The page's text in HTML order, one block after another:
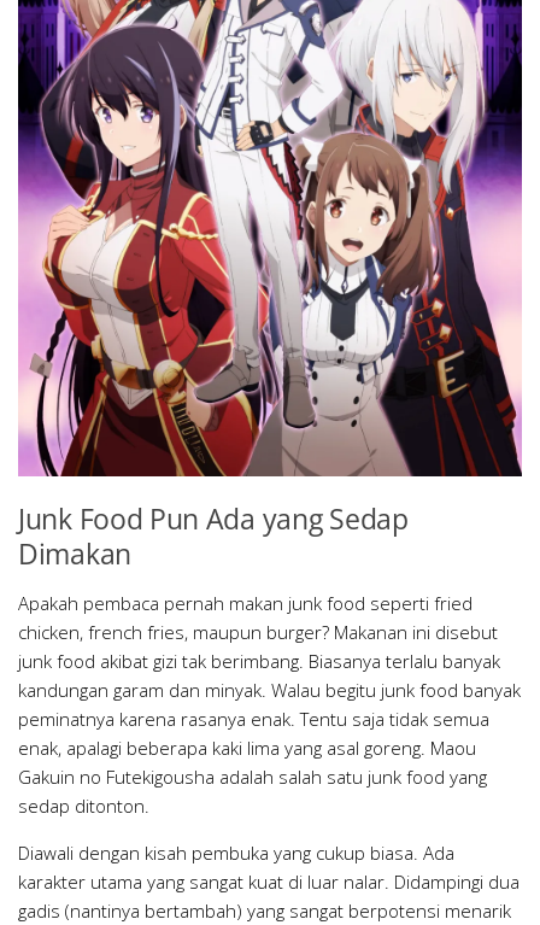
Junk Food Pun Ada yang Sedap
Dimakan
Apakah pembaca pernah makan junk food seperti fried
chicken, french fries, maupun burger? Makanan ini disebut
junk food akibat gizi tak berimbang. Biasanya terlalu banyak
kandungan garam dan minyak. Walau begitu junk food banyak
peminatnya karena rasanya enak. Tentu saja tidak semua
enak, apalagi beberapa kaki lima yang asal goreng. Maou
Gakuin no Futekigousha adalah salah satu junk food yang
sedap ditonton.
Diawali dengan kisah pembuka yang cukup biasa. Ada
karakter utama yang sangat kuat di luar nalar. Didampingi dua
gadis (nantinya bertambah) yang sangat berpotensi menarik